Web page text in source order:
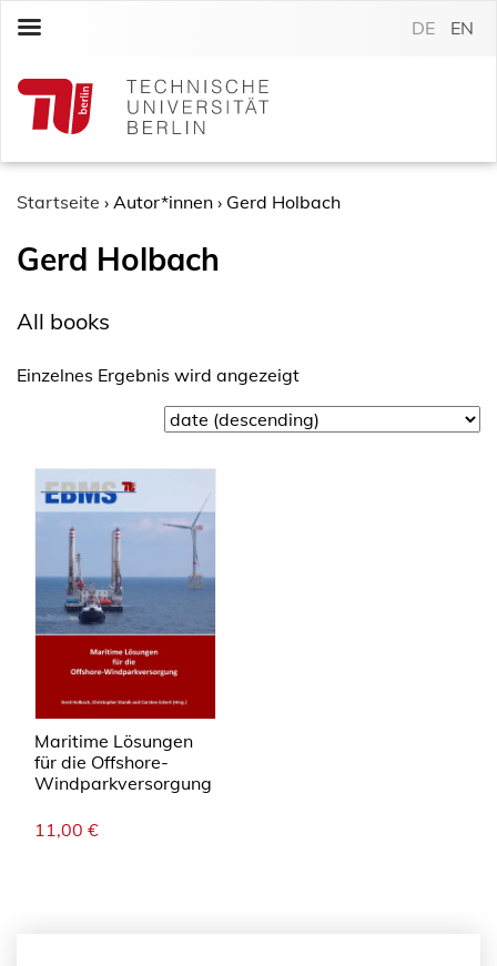
c
DE EN
Startseite › Autor*innen › Gerd Holbach
Gerd Holbach
All books
Einzelnes Ergebnis wird angezeigt
Maritime Lösungen
für die Offshore-
Windparkversorgung
11,00 €